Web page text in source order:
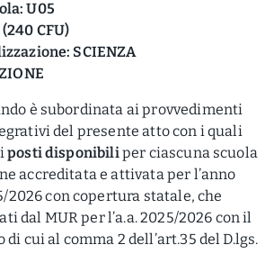
U05
CFU)
SCIENZA
è subordinata ai provvedimenti
del presente atto con i quali
iposti disponibili per ciascuna scuola
accreditata e attivata per l’anno
2026 con copertura statale, che
dal MUR per l’a.a. 2025/2026 con il
cui al comma 2 dell’art.35 del D.lgs.